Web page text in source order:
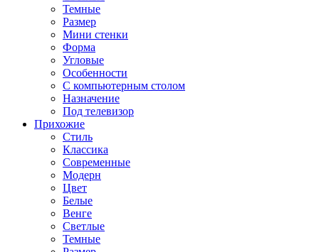
Темные
Размер
Мини стенки
Форма
Угловые
Особенности
С компьютерным столом
Назначение
Под телевизор
Прихожие
Стиль
Классика
Современные
Модерн
Цвет
Белые
Венге
Светлые
Темные